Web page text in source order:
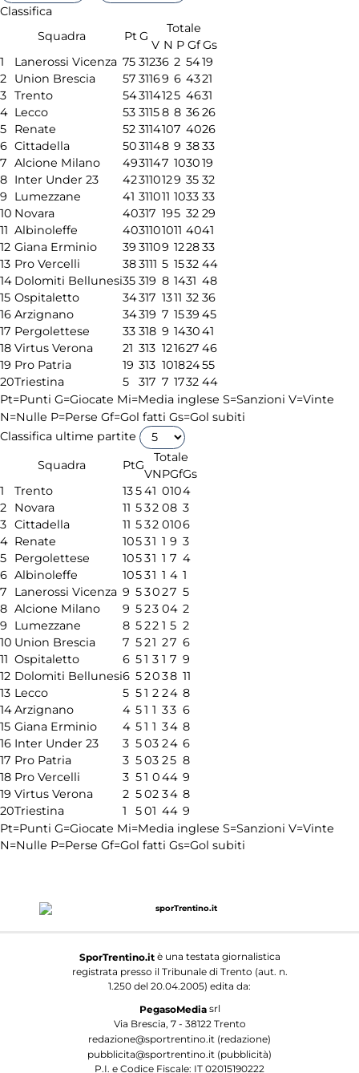
Classifica
Squadra
PtG
Totale
V N P GfGs
1
Lanerossi Vicenza 75 31236 2 5419
2
Union Brescia 57 31169 6 4321
3 Trento 543114125 4631
4 Lecco 53 31158 8 3626
5
Renate 52 3114107 4026
6 Cittadella 5031148 9 3833
7 Alcione Milano 4931147 103019
8 Inter Under 23 423110129 35 32
9
Lumezzane 41 311011 1033 33
10 Novara 40317 195 32 29
11 Albinoleffe 4031101011 4041
12 Giana Erminio 39 31109 122833
13 Pro Vercelli 383111 5 1532 44
14 Dolomiti Bellunesi35 319 8 1431 48
15 Ospitaletto 34317 1311 32 36
16 Arzignano 34319 7 1539 45
17 Pergolettese 33 318 9 143041
18 Virtus Verona 21 313 121627 46
19 Pro Patria 19 313 10182455
20Triestina 5 317 7 1732 44
Pt=Punti G=Giocate Mi=Media inglese S=Sanzioni V=Vinte
N=Nulle P=Perse Gf=Gol fatti Gs=Gol subiti
Classifica ultime partite
Squadra
PtG
Totale
VNPGfGs
1
Trento 13541 0104
2
Novara 11 532 08 3
3 Cittadella 11 532 0106
4 Renate 10531 1 9 3
5
Pergolettese 10531 1 7 4
6 Albinoleffe 10531 1 4 1
7
Lanerossi Vicenza 9 53027 5
8 Alcione Milano 9 523 04 2
9
Lumezzane 8 522 1 5 2
10 Union Brescia 7 521 27 6
11 Ospitaletto 6 51 3 1 7 9
12 Dolomiti Bellunesi6 52038 11
13 Lecco 5 51 2 24 8
14Arzignano 4 51 1 33 6
15 Giana Erminio 4 51 1 34 8
16 Inter Under 23 3 503 24 6
17 Pro Patria 3 503 25 8
18 Pro Vercelli 3 51 044 9
19 Virtus Verona 2 502 34 8
20Triestina 1 501 44 9
Pt=Punti G=Giocate Mi=Media inglese S=Sanzioni V=Vinte
N=Nulle P=Perse Gf=Gol fatti Gs=Gol subiti
SporTrentino.itè una testata giornalistica
registrata presso il Tribunale di Trento (aut. n.
1.250 del 20.04.2005) edita da:
PegasoMediasrl
Via Brescia, 7 - 38122 Trento
redazione@sportrentino.it (redazione)
pubblicita@sportrentino.it (pubblicità)
P.I. e Codice Fiscale: IT 02015190222